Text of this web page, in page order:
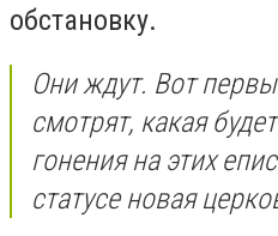
обстановку.
Они ждут. Вот
смотрят, какая
гонения на этих
статусе новая